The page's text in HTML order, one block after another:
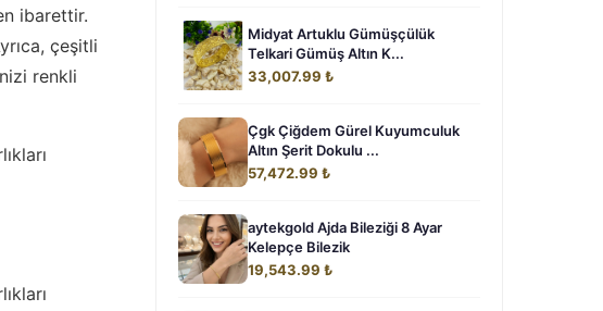
ibarettir.
çeşitli
renkli
Midyat Artuklu Gümüşçülük
Telkari Gümüş Altın K...
33,007.99 ₺
Çgk Çiğdem Gürel Kuyumculuk
Altın Şerit Dokulu ...
57,472.99 ₺
aytekgold Ajda Bileziği 8 Ayar
Kelepçe Bilezik
19,543.99 ₺